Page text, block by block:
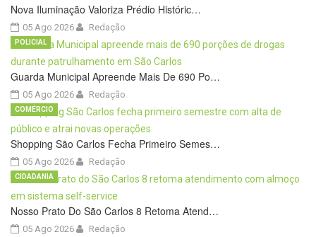
Nova Iluminação Valoriza Prédio Históric…
05 Ago 2026 Redação
Guarda Municipal Apreende Mais De 690 Po…
05 Ago 2026
POLICIAL
Redação
Shopping São Carlos Fecha Primeiro Semes…
05 Ago 2026
COMÉRCIO
Redação
Nosso Prato Do São Carlos 8 Retoma Atend…
05 Ago 2026
CIDADANIA
Redação